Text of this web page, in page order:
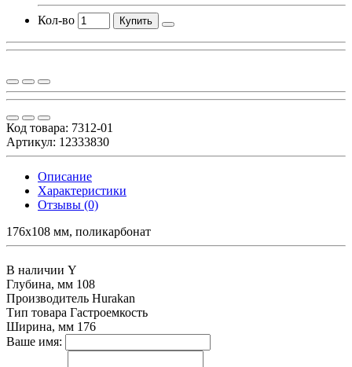
Кол-во Купить
Код товара: 7312-01
Артикул: 12333830
Описание
Характеристики
Отзывы (0)
176x108 мм, поликарбонат
В наличии Y
Глубина, мм 108
Производитель Hurakan
Тип товара Гастроемкость
Ширина, мм 176
Ваше имя: